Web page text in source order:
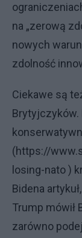
na „zerową
nowych
zdolność
Ciekawe są
Brytyjczyków.
(https://
losing-nato )
Bidena
Trump mówił
zarówno